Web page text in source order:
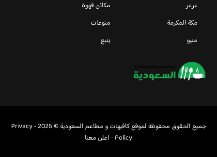
عرعر
مكائن قهوة
مكة المكرمة
منوعات
منيو
ينبع
جميع الحقوق محفوظة لموقع كافيهات و مطاعم السعودية © 2026 -
Privacy
Policy
-اعلن معنا